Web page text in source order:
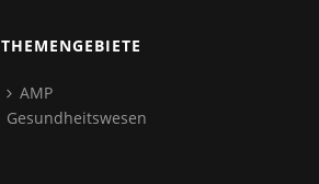
THEMENGEBIETE
AMP
Gesundheitswesen